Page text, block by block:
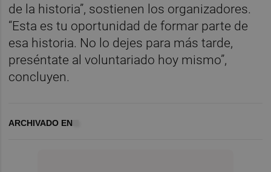
de la historia”, sostienen los organizadores.
“Esta es tu oportunidad de formar parte de
esa historia. No lo dejes para más tarde,
preséntate al voluntariado hoy mismo”,
concluyen.
ARCHIVADO EN